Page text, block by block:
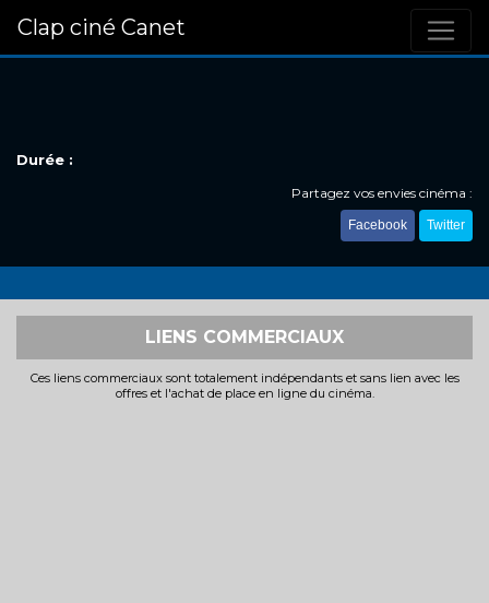
Clap ciné Canet
Durée :
Partagez vos envies cinéma :
Facebook Twitter
LIENS COMMERCIAUX
Ces liens commerciaux sont totalement indépendants et sans lien avec les
offres et l'achat de place en ligne du cinéma.